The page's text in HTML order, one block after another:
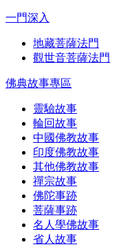
一門深入
地藏菩薩法門
觀世音菩薩法門
佛典故事專區
靈驗故事
輪回故事
中國佛教故事
印度佛教故事
其他佛教故事
禪宗故事
佛陀事跡
菩薩事跡
名人學佛故事
省人故事